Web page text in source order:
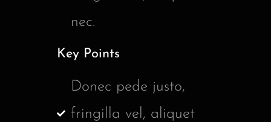
nec.
Key Points
Donec pede justo,
fringilla vel, aliquet